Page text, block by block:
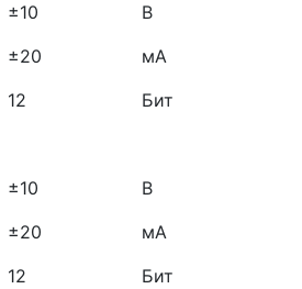
±10
В
±20
мА
12
Бит
±10
В
±20
мА
12
Бит